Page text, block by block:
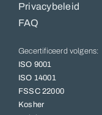
Privacybeleid
FAQ
Gecertificeerd volgens:
ISO 9001
ISO 14001
FSSC 22000
Kosher